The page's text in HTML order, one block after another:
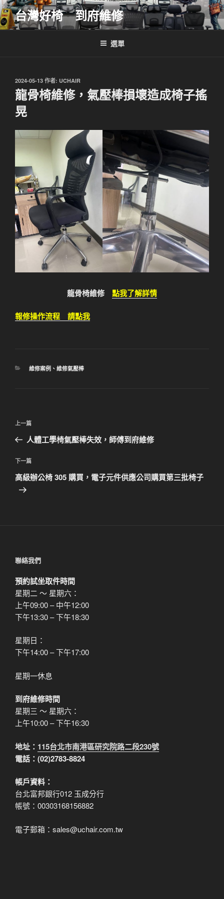
跳
至
主
台灣好椅 到府維修
選單
發
佈
於
2024-05-13 作者: UCHAIR
龍骨椅維修，氣壓棒損壞造成椅子搖
晃
龍骨椅維修 點我了解詳情
報修操作流程 請點我
分
維修案例、 維修氣壓棒
文
導
覽
上
一
文
章
上一篇
人體工學椅氣壓棒失效，師傅到府維修
下
一
下一篇
高級辦公椅 305 購買，電子元件供應公司購買第三批椅子
聯絡我們
預約試坐取件時間
星期二 ～ 星期六：
上午09:00 – 中午12:00
下午13:30 – 下午18:30
星期日：
下午14:00 – 下午17:00
星期一休息
到府維修時間
星期三 ～ 星期六：
上午10:00 – 下午16:30
地址： 115台北市南港區研究院路二段230號
電話：(02)2783-8824
帳戶資料：
台北富邦銀行012 玉成分行
帳號：00303168156882
電子郵箱：sales@uchair.com.tw